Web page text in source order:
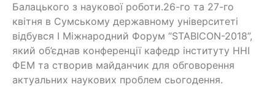
Балацького з наукової роботи.26-го та 27-го
квітня в Сумському державному університеті
відбувся І Міжнародний Форум “STABICON-2018”,
який об’єднав конференції кафедр інституту ННІ
ФЕМ та створив майданчик для обговорення
актуальних наукових проблем сьогодення.